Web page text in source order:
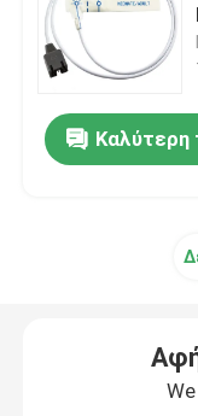
Καλώδιο
Μανσέτα NIBP
Καλύτερη